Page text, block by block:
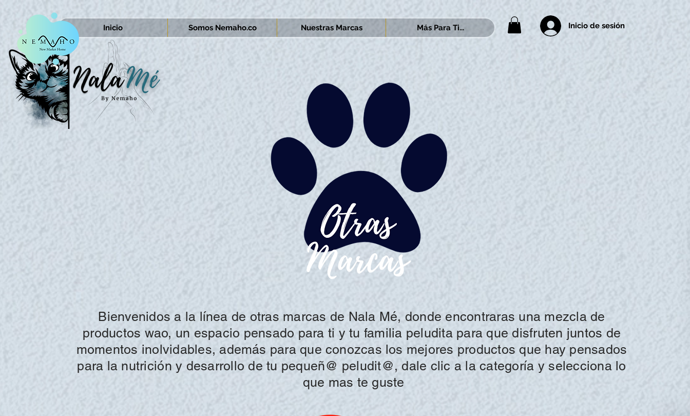
Inicio Somos Nemaho.co Nuestras Marcas Más Para Ti... Inicio de sesión
Bienvenidos a la línea de otras marcas de Nala Mé, donde encontraras una mezcla de
productos wao, un espacio pensado para ti y tu familia peludita para que disfruten juntos de
momentos inolvidables, además para que conozcas los mejores productos que hay pensados
para la nutrición y desarrollo de tu pequeñ@ peludit@, dale clic a lacategoría yseleccionalo
que mas te guste